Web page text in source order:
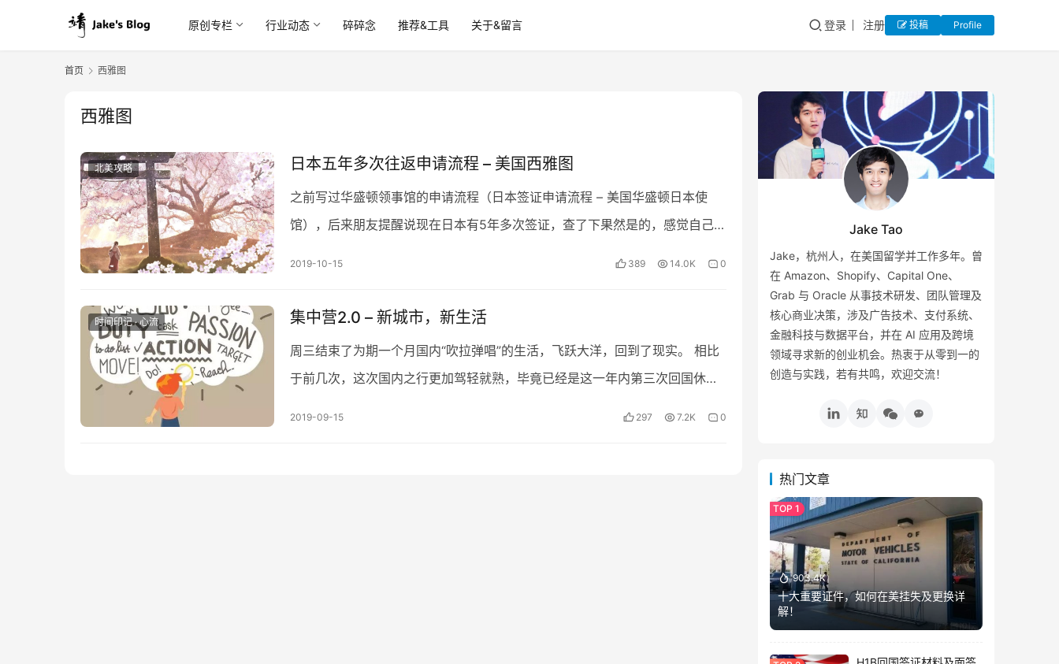
原创专栏 行业动态 碎碎念 推荐&工具 关于&留言 登录 注册 投稿 Profile
首页 西雅图
西雅图
北美攻略 日本五年多次往返申请流程 – 美国西雅图
之前写过华盛顿领事馆的申请流程（日本签证申请流程 – 美国华盛顿日本使
馆），后来朋友提醒说现在日本有5年多次签证，查了下果然是的，感觉自己亏
2019-10-15 389 14.0K 0
时间印记 · 心流 集中营2.0 – 新城市，新生活
周三结束了为期一个月国内“吹拉弹唱”的生活，飞跃大洋，回到了现实。 相比
于前几次，这次国内之行更加驾轻就熟，毕竟已经是这一年内第三次回国休
2019-09-15 297 7.2K 0
Jake Tao
Jake，杭州人，在美国留学并工作多年。曾
在 Amazon、Shopify、Capital One、
Grab 与 Oracle 从事技术研发、团队管理及
核心商业决策，涉及广告技术、支付系统、
金融科技与数据平台，并在 AI 应用及跨境
领域寻求新的创业机会。热衷于从零到一的
创造与实践，若有共鸣，欢迎交流！
热门文章
903.4K
十大重要证件，如何在美挂失及更换详
解！